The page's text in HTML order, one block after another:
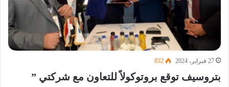
27 فبراير، 2024 832
بتروسيف توقع بروتوكولاً للتعاون مع شركتي ”